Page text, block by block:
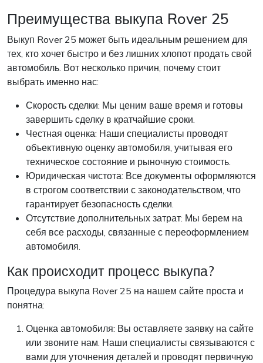
Преимущества выкупа Rover 25
Выкуп Rover 25 может быть идеальным решением для
тех, кто хочет быстро и без лишних хлопот продать свой
автомобиль. Вот несколько причин, почему стоит
выбрать именно нас:
Скорость сделки: Мы ценим ваше время и готовы
завершить сделку в кратчайшие сроки.
Честная оценка: Наши специалисты проводят
объективную оценку автомобиля, учитывая его
техническое состояние и рыночную стоимость.
Юридическая чистота: Все документы оформляются
в строгом соответствии с законодательством, что
гарантирует безопасность сделки.
Отсутствие дополнительных затрат: Мы берем на
себя все расходы, связанные с переоформлением
автомобиля.
Как происходит процесс выкупа?
Процедура выкупа Rover 25 на нашем сайте проста и
понятна:
Оценка автомобиля: Вы оставляете заявку на сайте
или звоните нам. Наши специалисты связываются с
вами для уточнения деталей и проводят первичную